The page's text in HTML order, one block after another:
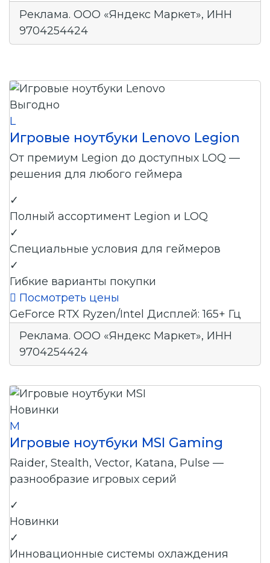
Реклама. ООО «Яндекс Маркет», ИНН
9704254424
Выгодно
L
Игровые ноутбуки Lenovo Legion
От премиум Legion до доступных LOQ —
решения для любого геймера
✓
Полный ассортимент Legion и LOQ
✓
Специальные условия для геймеров
✓
Гибкие варианты покупки
 Посмотреть цены
GeForce RTX Ryzen/Intel Дисплей: 165+ Гц
Реклама. ООО «Яндекс Маркет», ИНН
9704254424
Новинки
M
Игровые ноутбуки MSI Gaming
Raider, Stealth, Vector, Katana, Pulse —
разнообразие игровых серий
✓
Новинки
✓
Инновационные системы охлаждения